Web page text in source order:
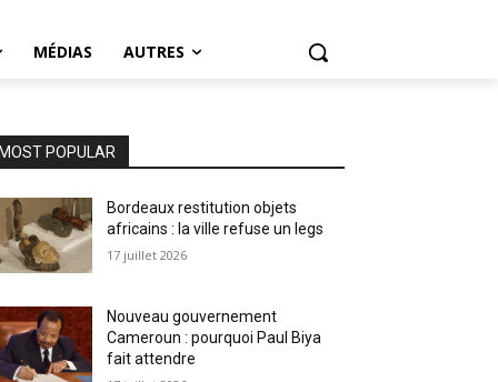
MÉDIAS AUTRES
MOST POPULAR
Bordeaux restitution objets
africains : la ville refuse un legs
17 juillet 2026
Nouveau gouvernement
Cameroun : pourquoi Paul Biya
fait attendre